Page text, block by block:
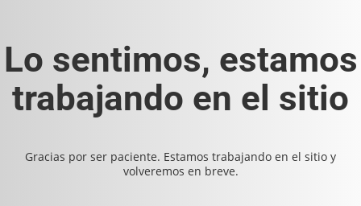
Lo sentimos, estamos
trabajando en el sitio
Gracias por ser paciente. Estamos trabajando en el sitio y
volveremos en breve.